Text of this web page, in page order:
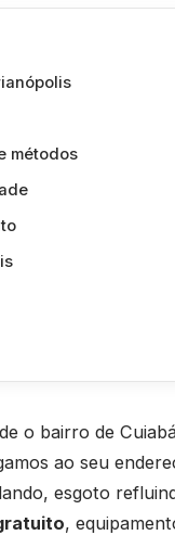
métodos
o bairro de
ao seu
esgoto
,